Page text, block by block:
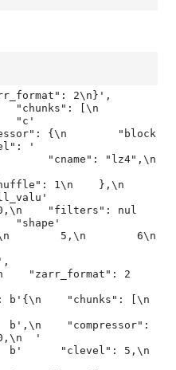
2\n}',
"c'
'
"shape'
'